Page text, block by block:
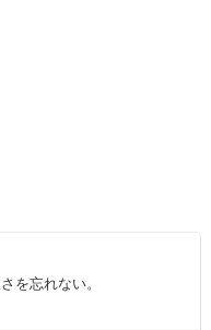
を忘れない。